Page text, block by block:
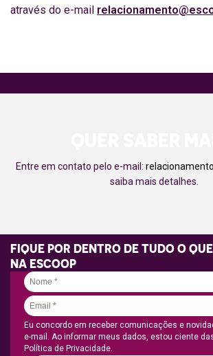
através do e-mail
Entre em contato pelo e-mail:
saiba mais detalhes.
FIQUE POR DENTRO DE TUDO O
NA ESCOOP
Eu concordo em receber comunicações e
e-mail. Ao informar meus dados, estou ciente
Política de Privacidade.